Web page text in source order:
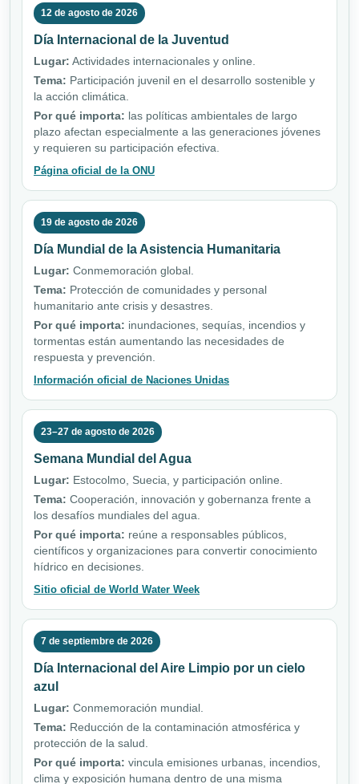
12 de agosto de 2026
Día Internacional de la Juventud
Lugar: Actividades internacionales y online.
Tema: Participación juvenil en el desarrollo sostenible y
la acción climática.
Por qué importa: las políticas ambientales de largo
plazo afectan especialmente a las generaciones jóvenes
y requieren su participación efectiva.
Página oficial de la ONU
19 de agosto de 2026
Día Mundial de la Asistencia Humanitaria
Lugar: Conmemoración global.
Tema: Protección de comunidades y personal
humanitario ante crisis y desastres.
Por qué importa: inundaciones, sequías, incendios y
tormentas están aumentando las necesidades de
respuesta y prevención.
Información oficial de Naciones Unidas
23–27 de agosto de 2026
Semana Mundial del Agua
Lugar: Estocolmo, Suecia, y participación online.
Tema: Cooperación, innovación y gobernanza frente a
los desafíos mundiales del agua.
Por qué importa: reúne a responsables públicos,
científicos y organizaciones para convertir conocimiento
hídrico en decisiones.
Sitio oficial de World Water Week
7 de septiembre de 2026
Día Internacional del Aire Limpio por un cielo
azul
Lugar: Conmemoración mundial.
Tema: Reducción de la contaminación atmosférica y
protección de la salud.
Por qué importa: vincula emisiones urbanas, incendios,
clima y exposición humana dentro de una misma